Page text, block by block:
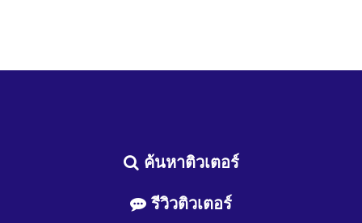
ค้นหาติวเตอร์
รีวิวติวเตอร์